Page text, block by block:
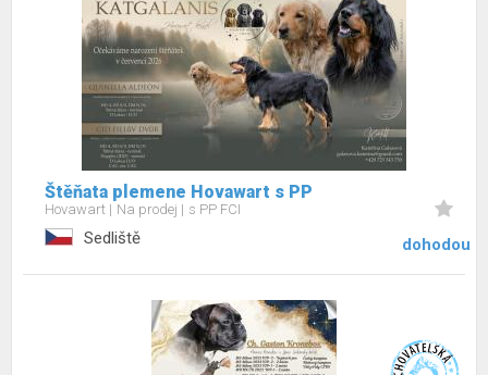
Štěňata plemene Hovawart s PP
Hovawart Na prodej s PP FCI
Sedliště dohodou